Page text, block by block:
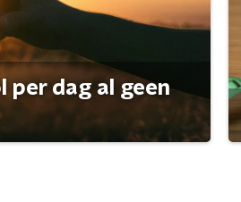
per dag al geen